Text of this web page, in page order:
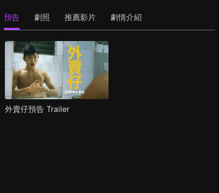
預告 劇照 推薦影片 劇情介紹
外賣仔預告 Trailer